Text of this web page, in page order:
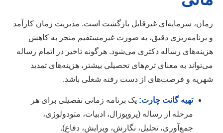
زمان، سرمایه‌ای غیرقابل بازگشت است. مدیریت زمان کارآمد
و برنامه‌ریزی دقیق، به صورت غیرمستقیم منجر به کاهش
هزینه‌های رساله دکتری می‌شود. هرگونه تاخیر در اتمام رساله
می‌تواند به معنای ترم‌های تحصیلی بیشتر، هزینه‌های تمدید
شهریه و فرصت‌های از دست رفته شغلی باشد.
تهیه گانت چارت: یک برنامه زمانی تفصیلی برای هر
مرحله از رساله (پروپوزال، ادبیات، متودولوژی،
جمع‌آوری، تحلیل، نگارش، ویرایش، دفاع).